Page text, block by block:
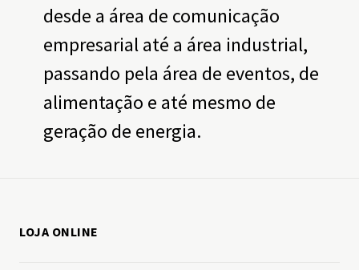
desde a área de comunicação
empresarial até a área industrial,
passando pela área de eventos, de
alimentação e até mesmo de
geração de energia.
LOJA ONLINE